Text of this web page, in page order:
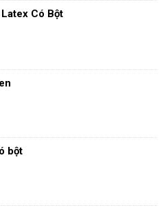
Có Bột
bột